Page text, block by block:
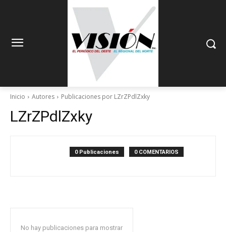
Inicio Autores Publicaciones por LZrZPdlZxky
LZrZPdlZxky
0 Publicaciones 0 COMENTARIOS
No hay publicaciones para mostrar